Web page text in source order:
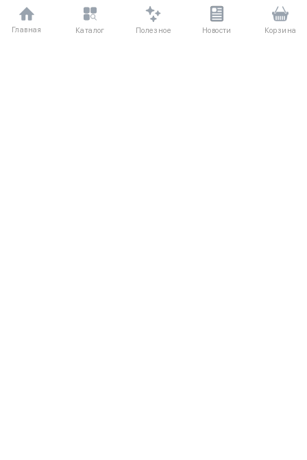
Главная Каталог Полезное Новости Корзина